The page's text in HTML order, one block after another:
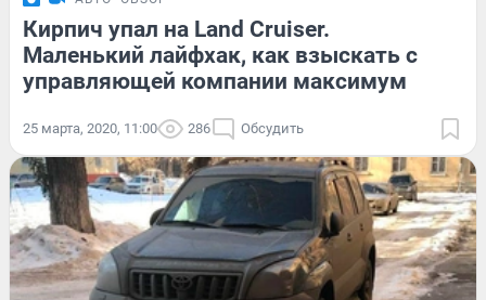
Кирпич упал на Land Cruiser.
Маленький лайфхак, как взыскать с
управляющей компании максимум
25 марта, 2020, 11:00 286 Обсудить